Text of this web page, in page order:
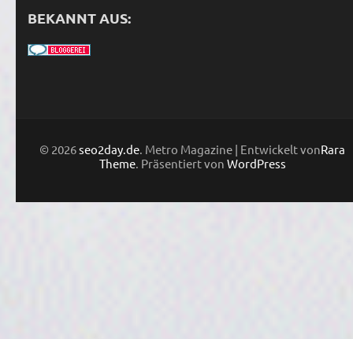
BEKANNT AUS:
© 2026seo2day.de. Metro Magazine | Entwickelt vonRara
Theme. Präsentiert von WordPress